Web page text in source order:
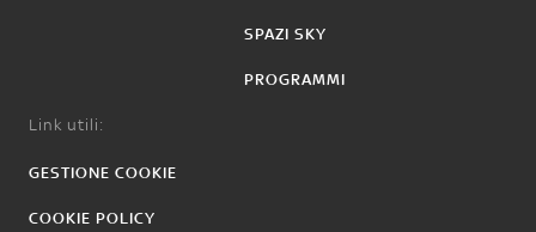
SPAZI SKY
PROGRAMMI
Link utili:
GESTIONE COOKIE
COOKIE POLICY